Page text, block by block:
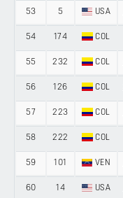
53 5 USA
54 174 COL
55 232 COL
56 126 COL
57 223 COL
58 222 COL
59 101 VEN
60 14 USA